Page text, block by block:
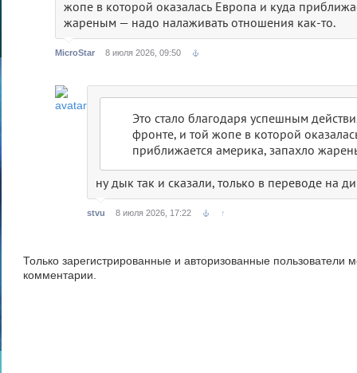
жопе в которой оказалась Европа и куда
жареным — надо налаживать отношения как-то.
MicroStar 8 июля 2026, 09:50
Это стало благодаря успешным
фронте, и той жопе в которой
приближается америка, запахло
ну дык так и сказали, только в переводе на
stvu 8 июля 2026, 17:22 ↑
Только зарегистрированные и авторизованные пользователи
комментарии.